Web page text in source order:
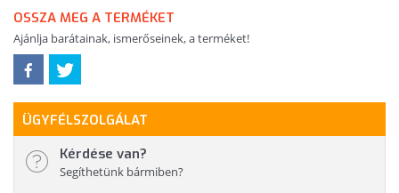
OSSZA MEG A TERMÉKET
Ajánlja barátainak, ismerőseinek, a terméket!
ÜGYFÉLSZOLGÁLAT
Kérdése van?
Segíthetünk bármiben?